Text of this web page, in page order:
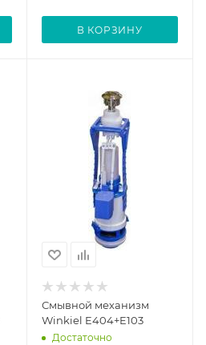
В КОРЗИНУ
Смывной механизм
Winkiel E404+E103
Достаточно